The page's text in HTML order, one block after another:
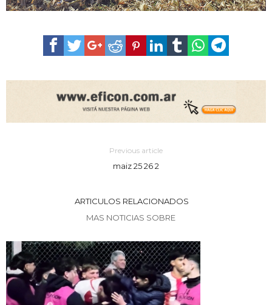
Previous article
maiz 25 26 2
ARTICULOS RELACIONADOS
MAS NOTICIAS SOBRE